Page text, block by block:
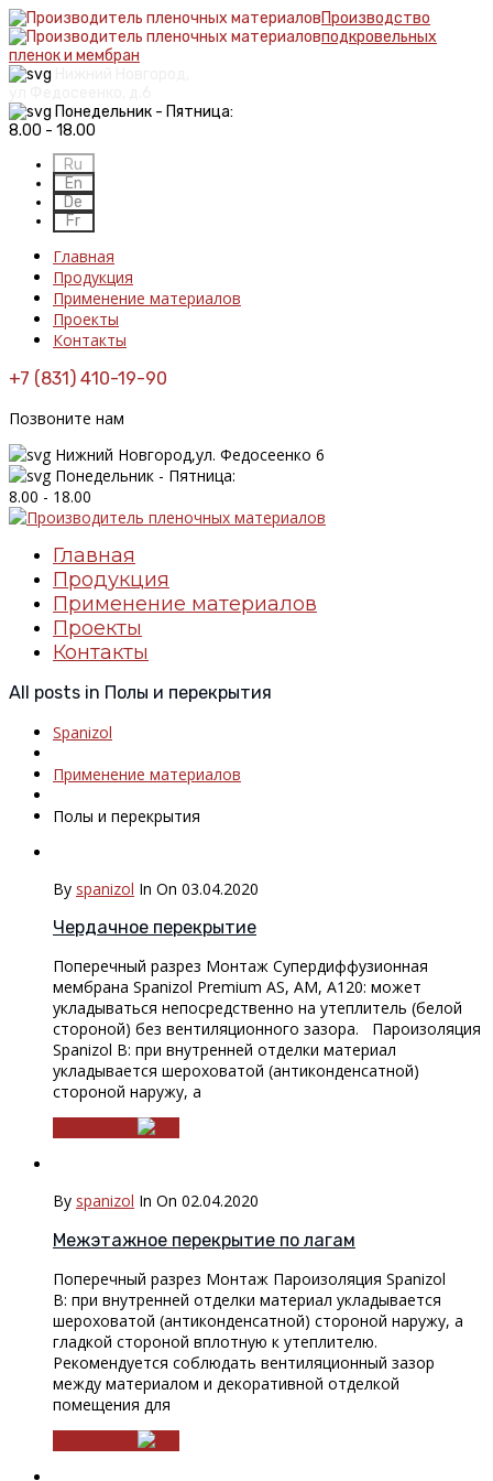
Производство
подкровельных
пленок и мембран
Понедельник - Пятница:
8.00 - 18.00
Главная
Продукция
Применение материалов
Проекты
Контакты
+7 (831) 410-19-90
Позвоните нам
Нижний Новгород,ул. Федосеенко 6
Понедельник - Пятница:
8.00 - 18.00
Главная
Продукция
Применение материалов
Проекты
Контакты
All posts in Полы и перекрытия
Spanizol
Применение материалов
Полы и перекрытия
By spanizol In On 03.04.2020
Чердачное перекрытие
Поперечный разрез Монтаж Супердиффузионная
мембрана Spanizol Premium AS, AM, A120: может
укладываться непосредственно на утеплитель (белой
стороной) без вентиляционного зазора. Пароизоляция
Spanizol B: при внутренней отделки материал
укладывается шероховатой (антиконденсатной)
стороной наружу, а
By spanizol In On 02.04.2020
Межэтажное перекрытие по лагам
Поперечный разрез Монтаж Пароизоляция Spanizol
B: при внутренней отделки материал укладывается
шероховатой (антиконденсатной) стороной наружу, а
гладкой стороной вплотную к утеплителю.
Рекомендуется соблюдать вентиляционный зазор
между материалом и декоративной отделкой
помещения для